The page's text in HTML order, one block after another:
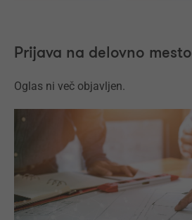
Prijava na delovno mesto
Oglas ni več objavljen.